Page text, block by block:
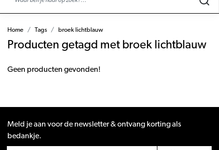
Home Tags broek lichtblauw
Producten getagd met broek lichtblauw
Geen producten gevonden!
Meld je aan voor de newsletter & ontvang korting als
bedankje.